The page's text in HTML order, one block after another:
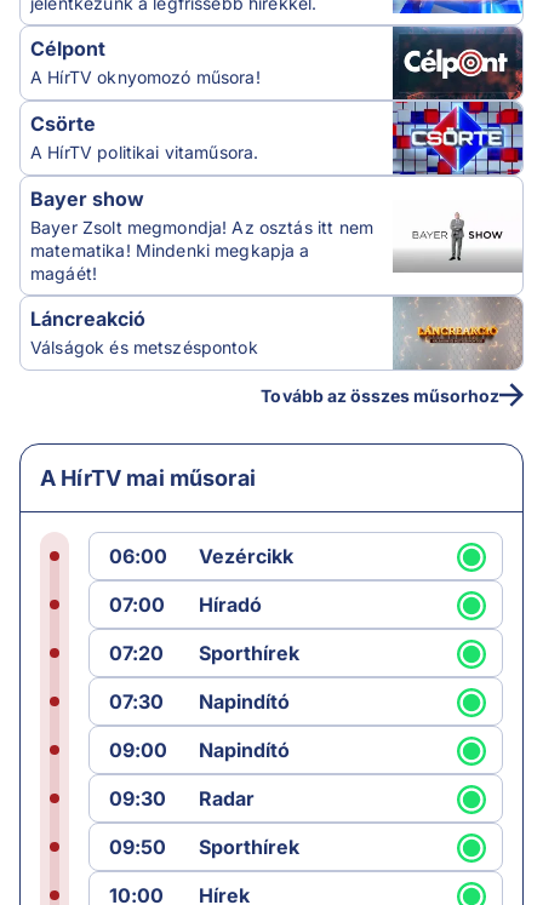
Célpont
A HírTV oknyomozó műsora!
Csörte
A HírTV politikai vitaműsora.
Bayer show
Bayer Zsolt megmondja! Az osztás itt nem
matematika! Mindenki megkapja a
magáét!
Láncreakció
Válságok és metszéspontok
Tovább az összes műsorhoz
A HírTV mai műsorai
06:00
Vezércikk
07:00
Híradó
07:20
Sporthírek
07:30
Napindító
09:00
Napindító
09:30
Radar
09:50
Sporthírek
10:00
Hírek